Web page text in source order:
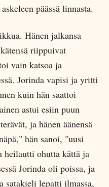
päässä linnasta.
Hänen jalkansa
riippuivat
vain katsoa ja
Jorinda vapisi ja yritti
kuin hän saattoi
astui esiin puun
ja hänen äänensä
hän sanoi, "uusi
ohutta kättä ja
Jorinda oli poissa, ja
satakieli lepatti ilmassa,